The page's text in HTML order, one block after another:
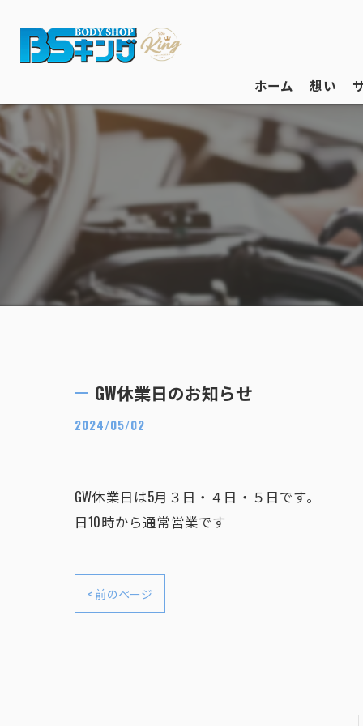
ホーム 想い
GW休業日のお知らせ
2024/05/02
GW休業日は
日10時から通常営業です
< 前のページ